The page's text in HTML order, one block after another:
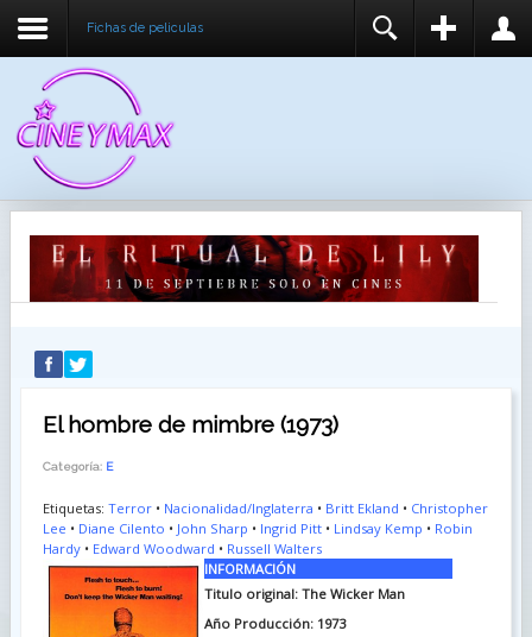
Fichas de peliculas
RECUÉRDEME
IDENTIFICARSE
REGISTER
El hombre de mimbre (1973)
Categoría: E
Etiquetas: Terror• Nacionalidad/Inglaterra • Britt Ekland • Christopher
Lee • Diane Cilento • John Sharp • Ingrid Pitt• Lindsay Kemp • Robin
Hardy• Edward Woodward • Russell Walters
INFORMACIÓN
Titulo original: The Wicker Man
Año Producción: 1973